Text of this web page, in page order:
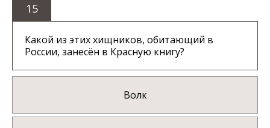
15
Какой из этих хищников, обитающий в
России, занесён в Красную книгу?
Волк